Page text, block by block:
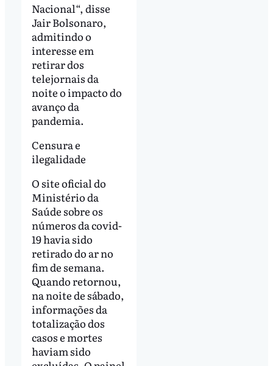
Nacional“, disse
Jair Bolsonaro,
admitindo o
interesse em
retirar dos
telejornais da
noite o impacto do
avanço da
pandemia.
Censura e
ilegalidade
O site oficial do
Ministério da
Saúde sobre os
números da covid-
19 havia sido
retirado do ar no
fim de semana.
Quando retornou,
na noite de sábado,
informações da
totalização dos
casos e mortes
haviam sido